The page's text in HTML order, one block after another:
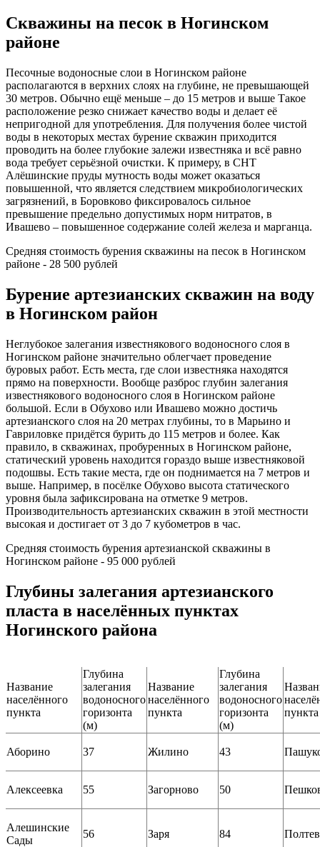
Скважины на песок в Ногинском
районе
Песочные водоносные слои в Ногинском районе
располагаются в верхних слоях на глубине, не превышающей
30 метров. Обычно ещё меньше – до 15 метров и выше Такое
расположение резко снижает качество воды и делает её
непригодной для употребления. Для получения более чистой
воды в некоторых местах бурение скважин приходится
проводить на более глубокие залежи известняка и всё равно
вода требует серьёзной очистки. К примеру, в СНТ
Алёшинские пруды мутность воды может оказаться
повышенной, что является следствием микробиологических
загрязнений, в Боровково фиксировалось сильное
превышение предельно допустимых норм нитратов, в
Ивашево – повышенное содержание солей железа и марганца.
Средняя стоимость бурения скважины на песок в Ногинском
районе - 28 500 рублей
Бурение артезианских скважин на воду
в Ногинском район
Неглубокое залегания известнякового водоносного слоя в
Ногинском районе значительно облегчает проведение
буровых работ. Есть места, где слои известняка находятся
прямо на поверхности. Вообще разброс глубин залегания
известнякового водоносного слоя в Ногинском районе
большой. Если в Обухово или Ивашево можно достичь
артезианского слоя на 20 метрах глубины, то в Марьино и
Гавриловке придётся бурить до 115 метров и более. Как
правило, в скважинах, пробуренных в Ногинском районе,
статический уровень находится гораздо выше известняковой
подошвы. Есть такие места, где он поднимается на 7 метров и
выше. Например, в посёлке Обухово высота статического
уровня была зафиксирована на отметке 9 метров.
Производительность артезианских скважин в этой местности
высокая и достигает от 3 до 7 кубометров в час.
Средняя стоимость бурения артезианской скважины в
Ногинском районе - 95 000 рублей
Глубины залегания артезианского
пласта в населённых пунктах
Ногинского района
Название
населённого
пункта
Глубина
залегания
водоносного
горизонта
(м)
Название
населённого
пункта
Глубина
залегания
водоносного
горизонта
(м)
пункта
Аборино 37 Жилино 43
Алексеевка 55 Загорново 50
Алешинские
Сады
56 Заря 84